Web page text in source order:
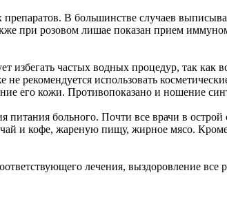
В большинстве случаев
при розовом лишае показан прием
избегать частых водных процедур, так
рекомендуется использовать
его кожи. Противопоказано и ношение
больного. Почти все врачи в
и кофе, жареную пищу, жирное мясо. Кроме
лечения, выздоровление все